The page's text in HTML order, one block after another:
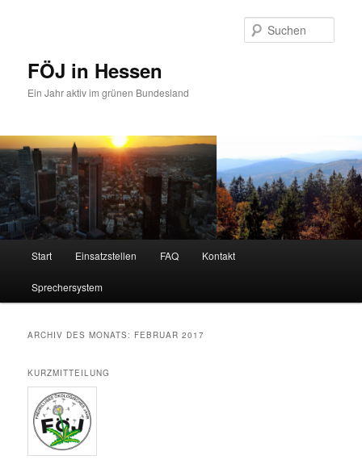
FÖJ in Hessen
Ein Jahr aktiv im grünen Bundesland
Start Einsatzstellen FAQ Kontakt
Sprechersystem
ARCHIV DES MONATS: FEBRUAR 2017
KURZMITTEILUNG